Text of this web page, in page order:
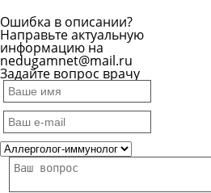
Ошибка в описании?
Направьте актуальную
информацию на
nedugamnet@mail.ru
Задайте вопрос врачу